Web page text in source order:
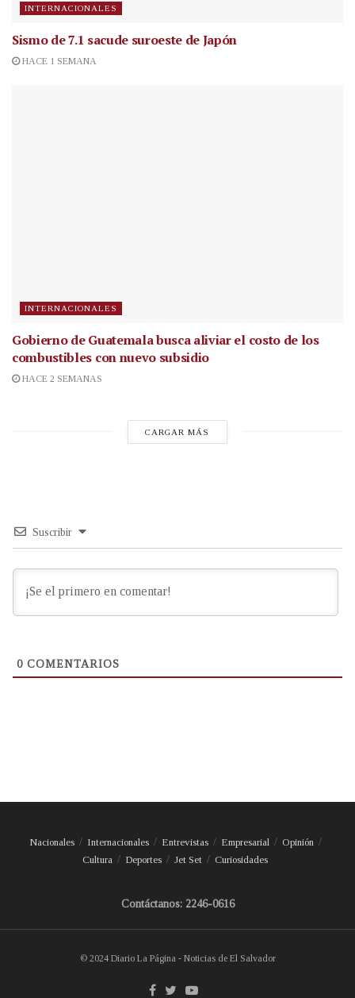
INTERNACIONALES
Sismo de 7.1 sacude suroeste de Japón
HACE 1 SEMANA
INTERNACIONALES
Gobierno de Guatemala busca aliviar el costo de los
combustibles con nuevo subsidio
HACE 2 SEMANAS
CARGAR MÁS
Suscribir
0 COMENTARIOS
Nacionales Internacionales Entrevistas Empresarial
Opinión
Cultura
Deportes Jet Set Curiosidades
Contáctanos: 2246-0616
© 2024 Diario La Página - Noticias de El Salvador